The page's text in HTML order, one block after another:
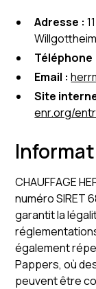
Adresse :
Willgottheim
Téléphone
Email :
Site
enr.org/
CHAUFFAGE
numéro SIRET
garantit la
également
Pappers, où
peuvent être